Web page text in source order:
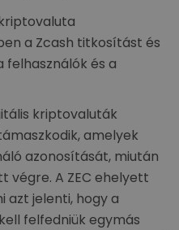
a Zcash titkosítást és
és a
kriptovaluták
amelyek
azonosítását, miután
végre. A ZEC ehelyett
azt jelenti, hogy a
felfedniük egymás